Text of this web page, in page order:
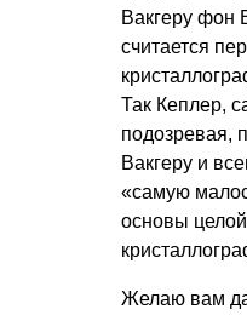
Вакгеру фон
считается
Так Кеплер,
подозревая,
Вакгеру и
«самую
основы
Желаю вам